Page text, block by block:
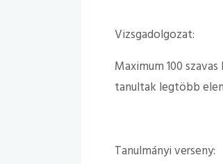
Vizsgadolgozat:
Maximum 100
tanultak legtöbb
Tanulmányi verseny: